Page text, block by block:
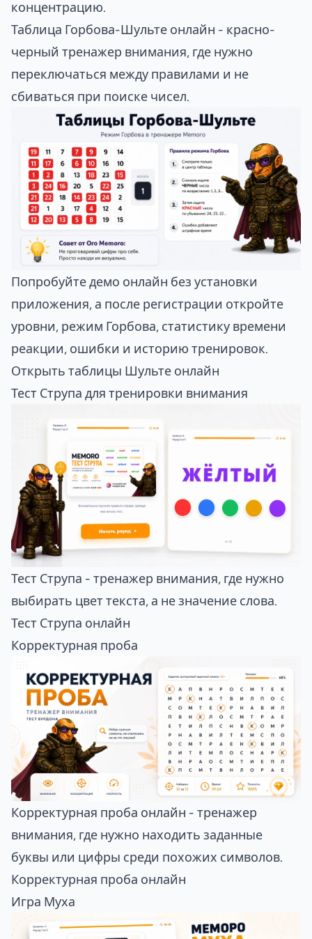
концентрацию.
Таблица Горбова-Шульте онлайн - красно-
черный тренажер внимания, где нужно
переключаться между правилами и не
сбиваться при поиске чисел.
Попробуйте демо онлайн без установки
приложения, а после регистрации откройте
уровни, режим Горбова, статистику времени
реакции, ошибки и историю тренировок.
Открыть таблицы Шульте онлайн
Тест Струпа для тренировки внимания
Тест Струпа - тренажер внимания, где нужно
выбирать цвет текста, а не значение слова.
Тест Струпа онлайн
Корректурная проба
Корректурная проба онлайн - тренажер
внимания, где нужно находить заданные
буквы или цифры среди похожих символов.
Корректурная проба онлайн
Игра Муха